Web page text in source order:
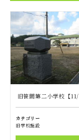
旧笹間第二小学校【11/
カテゴリー
旧学校施設